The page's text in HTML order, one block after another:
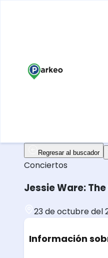
Regresar al buscador
Conciertos
Jessie Ware:
23 de octubre del
Información